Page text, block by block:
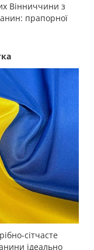
Вінниччини з
прапорної
сітчасте
ідеально